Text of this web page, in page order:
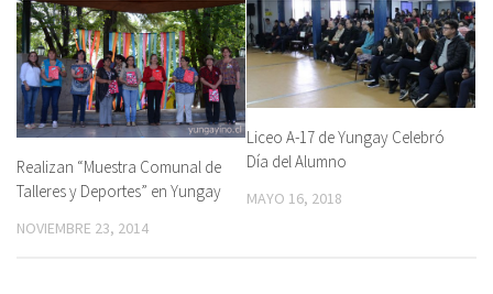
Realizan “Muestra Comunal de
Talleres y Deportes” en Yungay
NOVIEMBRE 23, 2014
Liceo A-17 de Yungay Celebró
Día del Alumno
MAYO 16, 2018